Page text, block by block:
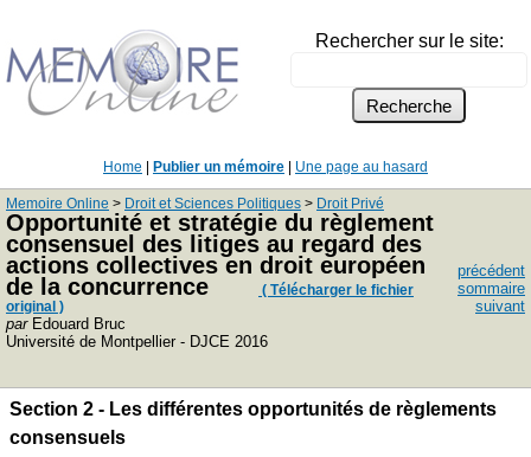
Rechercher sur le site:
Home Publier un mémoire Une page au hasard
Memoire Online > Droit et Sciences Politiques > Droit Privé
Opportunité et stratégie du règlement
consensuel des litiges au regard des
actions collectives en droit européen
de la concurrence
( Télécharger le fichier
original )
parEdouard Bruc
Université de Montpellier - DJCE 2016
précédent
sommaire
suivant
Section 2 - Les différentes opportunités de règlements
consensuels